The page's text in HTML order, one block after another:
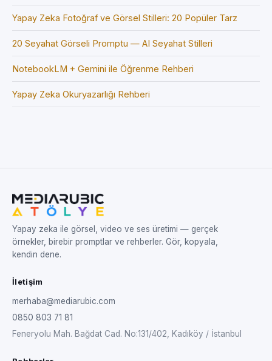
Yapay Zeka Fotoğraf ve Görsel Stilleri: 20 Popüler Tarz
20 Seyahat Görseli Promptu — AI Seyahat Stilleri
NotebookLM + Gemini ile Öğrenme Rehberi
Yapay Zeka Okuryazarlığı Rehberi
Yapay zeka ile görsel, video ve ses üretimi — gerçek
örnekler, birebir promptlar ve rehberler. Gör, kopyala,
kendin dene.
İletişim
merhaba@mediarubic.com
0850 803 71 81
Feneryolu Mah. Bağdat Cad. No:131/402, Kadıköy / İstanbul